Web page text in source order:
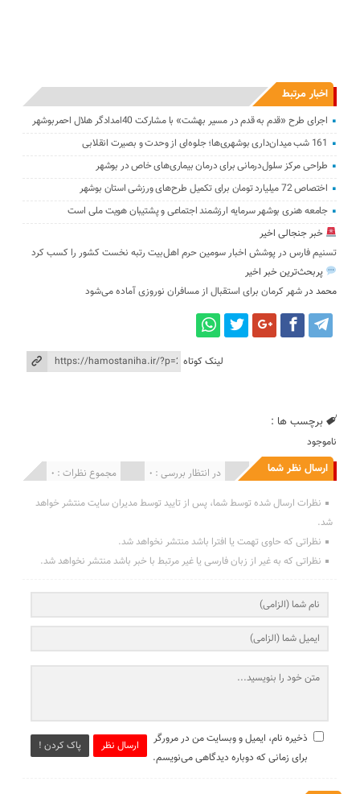
اخبار مرتبط
اجرای طرح «قدم به قدم در مسیر بهشت» با مشارکت 40امدادگر هلال احمربوشهر
161 شب میدان‌داری بوشهری‌ها؛ جلوه‌ای از وحدت و بصیرت انقلابی
طراحی مرکز سلول‌درمانی برای درمان بیماری‌های خاص در بوشهر
اختصاص 72 میلیارد تومان برای تکمیل طرح‌های ورزشی استان بوشهر
جامعه هنری بوشهر سرمایه ارزشمند اجتماعی و پشتیبان هویت ملی است
خبر جنجالی اخیر
تسنیم فارس در پوشش اخبار سومین حرم اهل‌بیت رتبه نخست کشور را کسب کرد
پربحث‌ترین خبر اخیر
محمد درشهر کرمان برای استقبال از مسافران نوروزی آماده می‌شود
لینک کوتاه
برچسب ها :
ناموجود
ارسال نظر شما مجموع نظرات : 0 در انتظار بررسی : 0 انتشار یافته : 0
نظرات ارسال شده توسط شما، پس از تایید توسط مدیران سایت منتشر خواهد
شد.
نظراتی که حاوی تهمت یا افترا باشد منتشر نخواهد شد.
نظراتی که به غیر از زبان فارسی یا غیر مرتبط با خبر باشد منتشر نخواهد شد.
ارسال نظر پاک کردن !
ذخیره نام، ایمیل و وبسایت من در مرورگر
برای زمانی که دوباره دیدگاهی می‌نویسم.